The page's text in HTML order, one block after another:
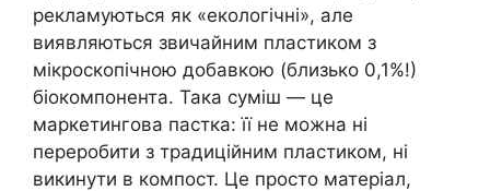
рекламуються як «екологічні», але
виявляються звичайним пластиком з
мікроскопічною добавкою (близько 0,1%!)
біокомпонента. Така суміш — це
маркетингова пастка: її не можна ні
переробити з традиційним пластиком, ні
викинути в компост. Це просто матеріал,